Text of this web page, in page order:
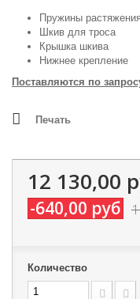
Пружины растяжения
Шкив для троса
Крышка шкива
Нижнее крепление
Поставляются по
Печать
12 130,00
-640,00 руб
Количество